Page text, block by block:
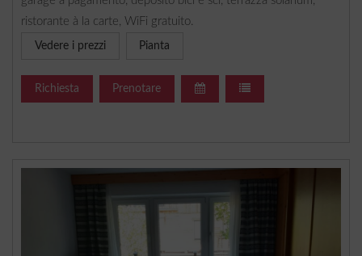
ristorante à la carte, WiFi gratuito.
Vedere i prezzi Pianta
Richiesta Prenotare